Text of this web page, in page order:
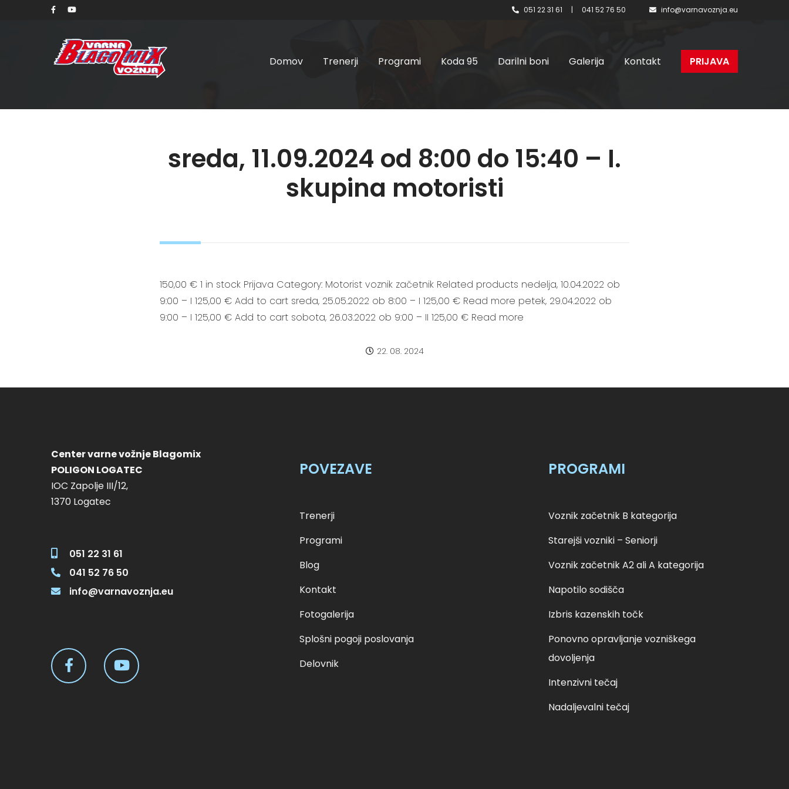
051 22 31 61 | 041 52 76 50 info@varnavoznja.eu
Domov Trenerji Programi Koda 95 Darilni boni Galerija Kontakt PRIJAVA
sreda, 11.09.2024 od 8:00 do 15:40 – I.
skupina motoristi
150,00 € 1 in stock Prijava Category: Motorist voznik začetnik Related products nedelja, 10.04.2022 ob
9:00 – I 125,00 € Add to cart sreda, 25.05.2022 ob 8:00 – I 125,00 € Read more petek, 29.04.2022 ob
9:00 – I 125,00 € Add to cart sobota, 26.03.2022 ob 9:00 – II 125,00 € Read more
22. 08. 2024
Center varne vožnje Blagomix
POLIGON LOGATEC
IOC Zapolje III/12,
1370 Logatec
051 22 31 61
041 52 76 50
info@varnavoznja.eu
POVEZAVE
Trenerji
Programi
Blog
Kontakt
Fotogalerija
Splošni pogoji poslovanja
Delovnik
PROGRAMI
Voznik začetnik B kategorija
Starejši vozniki – Seniorji
Voznik začetnik A2 ali A kategorija
Napotilo sodišča
Izbris kazenskih točk
Ponovno opravljanje vozniškega
dovoljenja
Intenzivni tečaj
Nadaljevalni tečaj